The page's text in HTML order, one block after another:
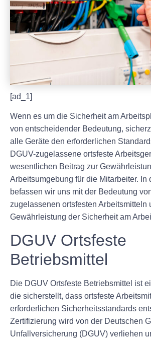
[ad_1]
Wenn es um die Sicherheit am
von entscheidender Bedeutung,
alle Geräte den erforderlichen
DGUV-zugelassene ortsfeste
wesentlichen Beitrag zur
Arbeitsumgebung für die Mitarbeiter. In
befassen wir uns mit der Bedeutung
zugelassenen ortsfesten Arbeitsmitteln
Gewährleistung der Sicherheit am
DGUV Ortsfeste
Betriebsmittel
Die DGUV Ortsfeste Betriebsmittel ist
die sicherstellt, dass ortsfeste
erforderlichen Sicherheitsstandards
Zertifizierung wird von der Deutschen
Unfallversicherung (DGUV) verliehen